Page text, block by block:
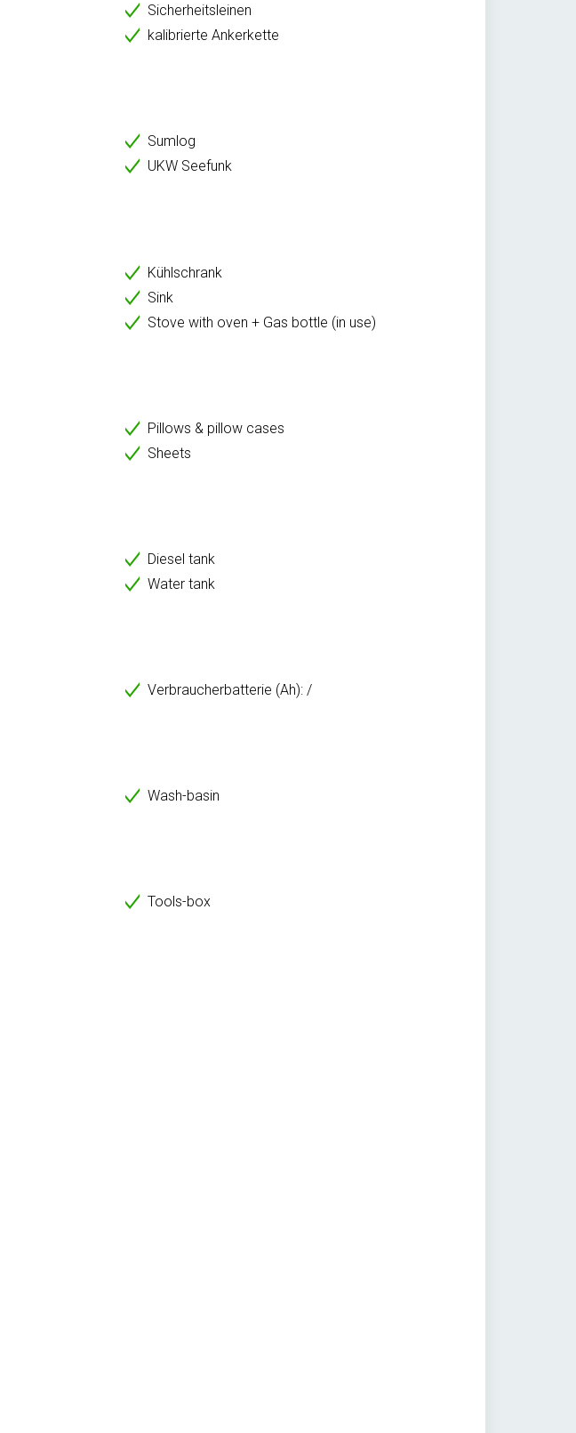
Sicherheitsleinen
kalibrierte Ankerkette
Sumlog
UKW Seefunk
Kühlschrank
Sink
Stove with oven + Gas bottle (in use)
Pillows & pillow cases
Sheets
Diesel tank
Water tank
Verbraucherbatterie (Ah): /
Wash-basin
Tools-box